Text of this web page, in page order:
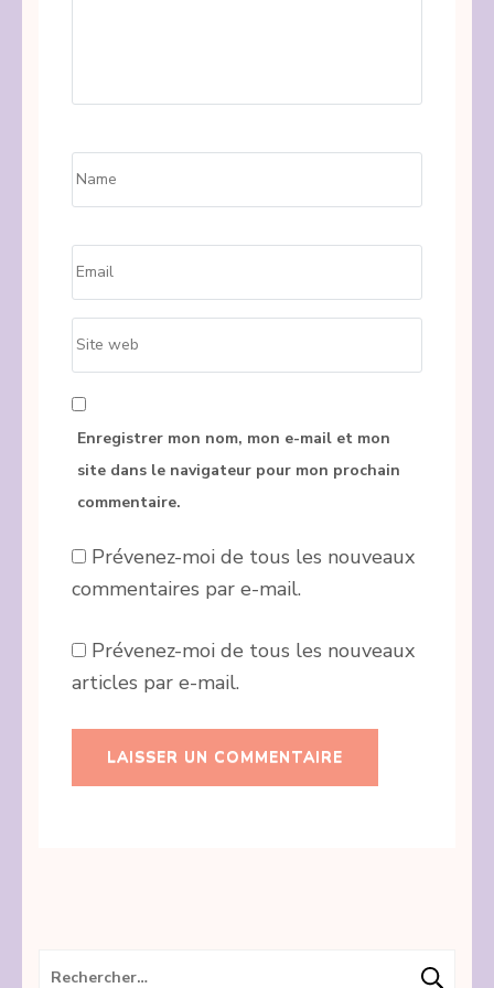
Name
Email
Site
web
Enregistrer mon nom, mon e-mail et mon
site dans le navigateur pour mon prochain
commentaire.
Prévenez-moi de tous les nouveaux
commentaires par e-mail.
Prévenez-moi de tous les nouveaux
articles par e-mail.
Rechercher :